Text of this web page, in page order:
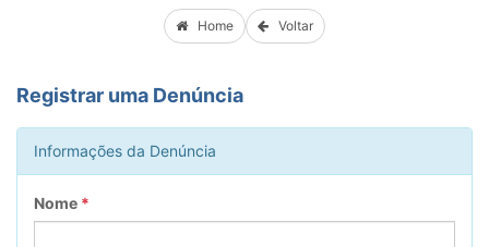
Home Voltar
Registrar uma Denúncia
Informações da Denúncia
Nome *